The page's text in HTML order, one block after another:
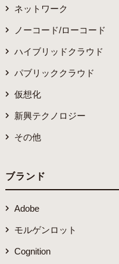
ネットワーク
ノーコード/ローコード
ハイブリッドクラウド
パブリッククラウド
仮想化
新興テクノロジー
その他
ブランド
Adobe
モルゲンロット
Cognition